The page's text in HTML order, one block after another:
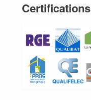
Certifications